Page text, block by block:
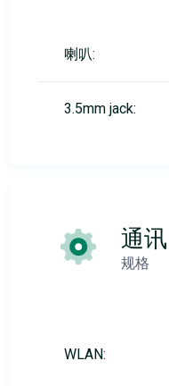
喇叭:
3.5mm jack:
通讯
规格
WLAN: